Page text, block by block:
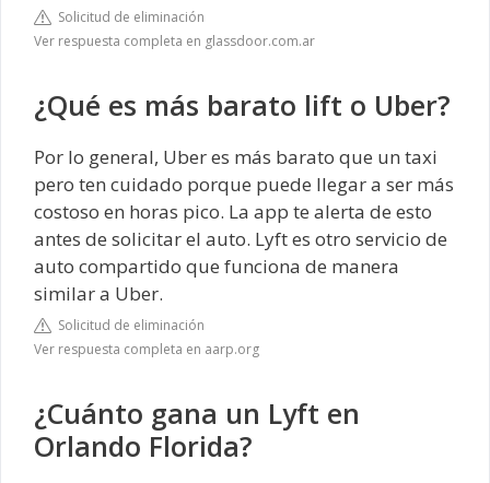
Solicitud de eliminación
Ver respuesta completa en glassdoor.com.ar
¿Qué es más barato lift o Uber?
Por lo general, Uber es más barato que un taxi
pero ten cuidado porque puede llegar a ser más
costoso en horas pico. La app te alerta de esto
antes de solicitar el auto. Lyft es otro servicio de
auto compartido que funciona de manera
similar a Uber.
Solicitud de eliminación
Ver respuesta completa en aarp.org
¿Cuánto gana un Lyft en
Orlando Florida?